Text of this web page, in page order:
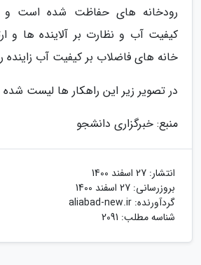
رودخانه های حفاظت شده است و
کیفیت آب و نظارت بر آلاینده ها و
خانه های فاضلاب بر کیفیت آب زاینده
در تصویر زیر این راهکار ها لیست
منبع: خبرگزاری دانشجو
انتشار: 27 اسفند 1400
بروزرسانی: 27 اسفند 1400
گردآورنده: aliabad-new.ir
شناسه مطلب: 2091